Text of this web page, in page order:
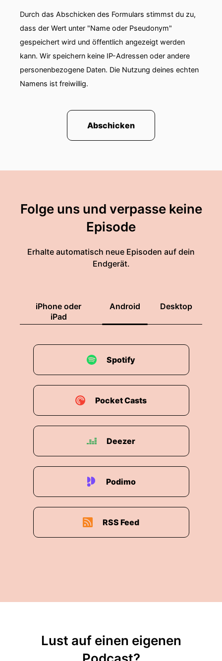
Durch das Abschicken des Formulars stimmst du zu,
dass der Wert unter "Name oder Pseudonym"
gespeichert wird und öffentlich angezeigt werden
kann. Wir speichern keine IP-Adressen oder andere
personenbezogene Daten. Die Nutzung deines echten
Namens ist freiwillig.
Abschicken
Folge uns und verpasse keine
Episode
Erhalte automatisch neue Episoden auf dein
Endgerät.
iPhone oder
iPad
Android Desktop
Spotify
Pocket Casts
Deezer
Podimo
RSS Feed
Lust auf einen eigenen